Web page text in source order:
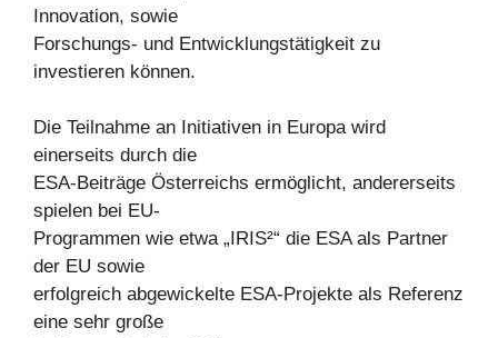
Innovation, sowie
Forschungs- und Entwicklungstätigkeit zu
investieren können.
Die Teilnahme an Initiativen in Europa wird
einerseits durch die
ESA-Beiträge Österreichs ermöglicht, andererseits
spielen bei EU-
Programmen wie etwa „IRIS²“ die ESA als Partner
der EU sowie
erfolgreich abgewickelte ESA-Projekte als Referenz
eine sehr große